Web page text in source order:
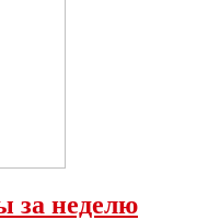
за неделю